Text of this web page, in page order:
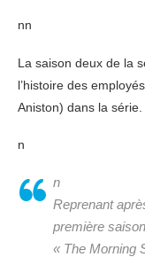
nn
La saison deux de la
l’histoire des
Aniston) dans la série.
n
n
Reprenant
première
« The Morning